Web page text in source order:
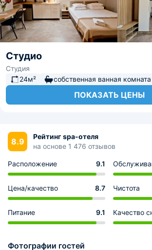
Студио
Студия
24м²
собственная ванная комната
ПОКАЗАТЬ ЦЕНЫ
8.9
Рейтинг spa-отеля
на основе 1 476 отзывов
Расположение 9.1
Цена/качество 8.7 Чистота
Питание 9.1 Качество
Фотографии гостей